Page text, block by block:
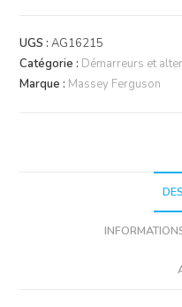
MAHLE
UGS :AG16215
Catégorie : Démarreurs et
Marque : Massey Ferguson